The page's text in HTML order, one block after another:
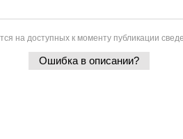
на доступных к моменту публикации
Ошибка в описании?